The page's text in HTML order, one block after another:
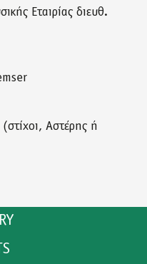
Εταιρίας διευθ.
Αστέρης ή